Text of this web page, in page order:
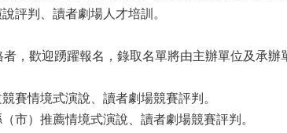
評判、讀者劇場人才培訓。
，歡迎踴躍報名，錄取名單將由主辦單位及承辦
賽情境式演說、讀者劇場競賽評判。
市）推薦情境式演說、讀者劇場競賽評判。